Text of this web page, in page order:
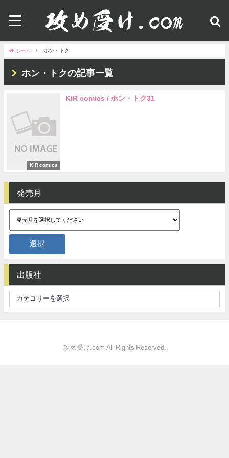
ホーム ホン・トク
ホン・トクの記事一覧
KiR comics
KiR comics / ホン・トク31
発売月
出版社
攻め受け.com All Rights Reserved.